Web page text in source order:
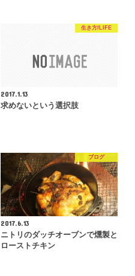
生き方/LIFE
2017.1.13
求めないという選択肢
ブログ
2017.6.13
ニトリのダッチオーブンで燻製と
ローストチキン